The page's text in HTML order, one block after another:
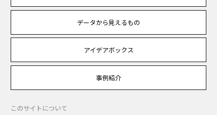
データから見えるもの
アイデアボックス
事例紹介
このサイトについて